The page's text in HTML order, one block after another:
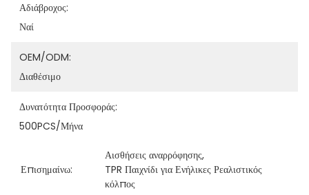
Αδιάβροχος:
Ναί
OEM/ODM:
Διαθέσιμο
Δυνατότητα Προσφοράς:
500PCS/μήνα
Επισημαίνω:
Αισθήσεις αναρρόφησης,
TPR Παιχνίδι για Ενήλικες Ρεαλιστικός
κόλπος